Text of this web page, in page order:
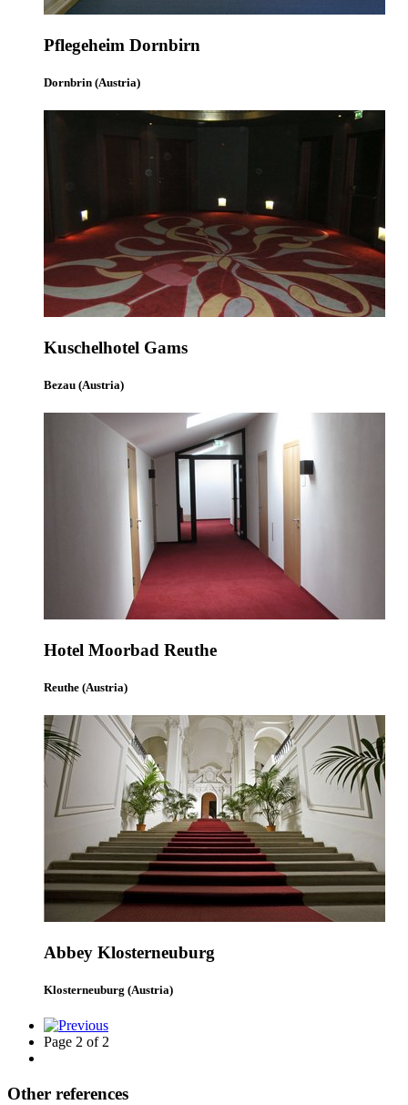
Pflegeheim Dornbirn
Dornbrin (Austria)
Kuschelhotel Gams
Bezau (Austria)
Hotel Moorbad Reuthe
Reuthe (Austria)
Abbey Klosterneuburg
Klosterneuburg (Austria)
Page 2 of 2
Other references